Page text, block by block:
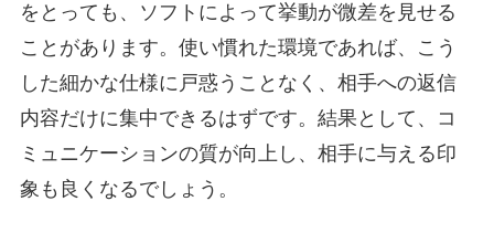
をとっても、ソフトによって挙動が微差を見せる
ことがあります。使い慣れた環境であれば、こう
した細かな仕様に戸惑うことなく、相手への返信
内容だけに集中できるはずです。結果として、コ
ミュニケーションの質が向上し、相手に与える印
象も良くなるでしょう。